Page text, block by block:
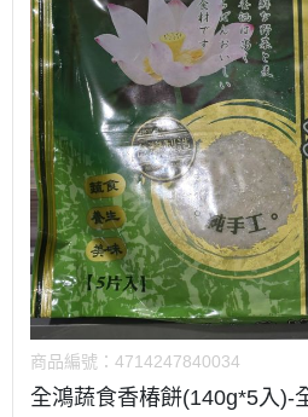
商品編號： 4714247840034
全鴻蔬食香椿餅(140g*5入)-